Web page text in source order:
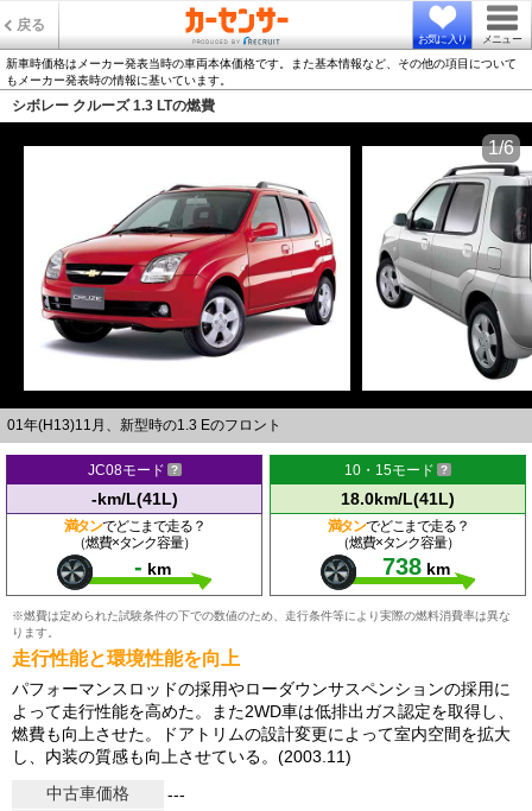
戻る
お気に入り メニュー
新車時価格はメーカー発表当時の車両本体価格です。また基本情報など、その他の項目について
もメーカー発表時の情報に基いています。
シボレー クルーズ 1.3 LTの燃費
01年(H13)11月、新型時の1.3 Eのフロント
1/6
JC08モード
-km/L(41L)
満タンでどこまで走る？
（燃費×タンク容量）
- km
10・15モード
18.0km/L(41L)
満タンでどこまで走る？
（燃費×タンク容量）
738 km
※燃費は定められた試験条件の下での数値のため、走行条件等により実際の燃料消費率は異な
ります。
走行性能と環境性能を向上
パフォーマンスロッドの採用やローダウンサスペンションの採用に
よって走行性能を高めた。また2WD車は低排出ガス認定を取得し、
燃費も向上させた。ドアトリムの設計変更によって室内空間を拡大
し、内装の質感も向上させている。(2003.11)
中古車価格
---